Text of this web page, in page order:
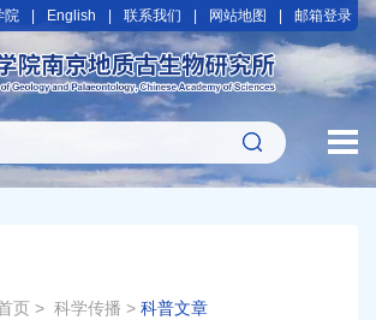
院 English 联系我们 网站地图 邮箱登录
页 > 科学传播 > 科普文章